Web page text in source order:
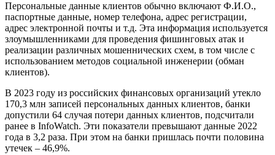
Персональные данные клиентов обычно включают Ф.И.О.,
паспортные данные, номер телефона, адрес регистрации,
адрес электронной почты и т.д. Эта информация используется
злоумышленниками для проведения фишинговых атак и
реализации различных мошеннических схем, в том числе с
использованием методов социальной инженерии (обман
клиентов).
В 2023 году из российских финансовых организаций утекло
170,3 млн записей персональных данных клиентов, банки
допустили 64 случая потери данных клиентов, подсчитали
ранее в InfoWatch. Эти показатели превышают данные 2022
года в 3,2 раза. При этом на банки пришлась почти половина
утечек – 46,9%.